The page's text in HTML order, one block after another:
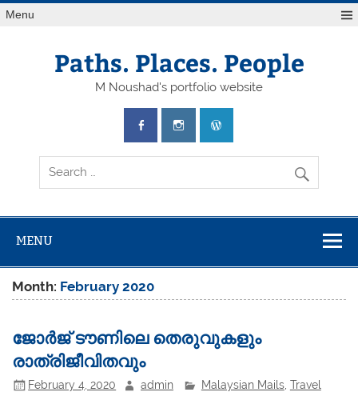
Skip
toMenu
Paths. Places. People
M Noushad's portfolio website
MENU
Month: February 2020
ജോർജ് ടൗണിലെ തെരുവുകളും
രാത്രിജീവിതവും
February 4, 2020 admin Malaysian Mails, Travel